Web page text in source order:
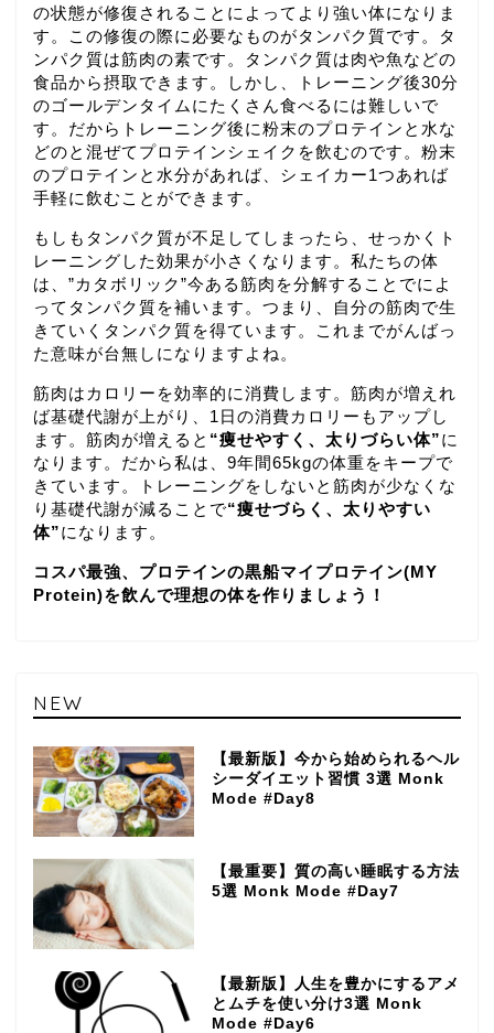
の状態が修復されることによってより強い体になりま
す。この修復の際に必要なものがタンパク質です。タ
ンパク質は筋肉の素です。タンパク質は肉や魚などの
食品から摂取できます。しかし、トレーニング後30分
のゴールデンタイムにたくさん食べるには難しいで
す。だからトレーニング後に粉末のプロテインと水な
どのと混ぜてプロテインシェイクを飲むのです。粉末
のプロテインと水分があれば、シェイカー1つあれば
手軽に飲むことができます。
もしもタンパク質が不足してしまったら、せっかくト
レーニングした効果が小さくなります。私たちの体
は、”カタボリック”今ある筋肉を分解することでによ
ってタンパク質を補います。つまり、自分の筋肉で生
きていくタンパク質を得ています。これまでがんばっ
た意味が台無しになりますよね。
筋肉はカロリーを効率的に消費します。筋肉が増えれ
ば基礎代謝が上がり、1日の消費カロリーもアップし
ます。筋肉が増えると “痩せやすく、太りづらい体”に
なります。だから私は、9年間65kgの体重をキープで
きています。トレーニングをしないと筋肉が少なくな
り基礎代謝が減ることで“痩せづらく、太りやすい
体”になります。
コスパ最強、プロテインの黒船マイプロテイン(MY
Protein)を飲んで理想の体を作りましょう！
NEW
【最新版】今から始められるヘル
シーダイエット習慣 3選 Monk
Mode #Day8
【最重要】質の高い睡眠する方法
5選 Monk Mode #Day7
【最新版】人生を豊かにするアメ
とムチを使い分け3選 Monk
Mode #Day6